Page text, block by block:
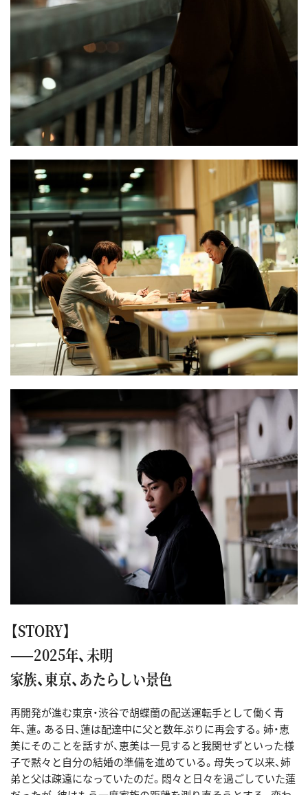
【STORY】
——2025年、未明
家族、東京、あたらしい景色
再開発が進む東京・渋谷で胡蝶蘭の配送運転手として働く青
年、蓮。ある日、蓮は配達中に父と数年ぶりに再会する。姉・恵
美にそのことを話すが、恵美は一見すると我関せずといった様
子で黙々と自分の結婚の準備を進めている。母失って以来、姉
弟と父は疎遠になっていたのだ。悶々と日々を過ごしていた蓮